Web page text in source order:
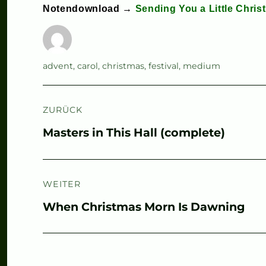
Notendownload → Sending You a Little
Autor
Schlagwörter
advent, carol, christmas, festival, medium
ZURÜCK
Vorheriger
Masters in This Hall (complete)
WEITER
Nächster
When Christmas Morn Is Dawning